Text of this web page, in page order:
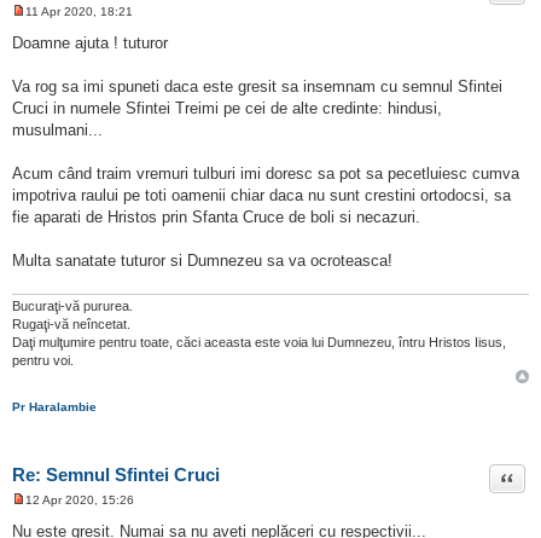
s
n
e
i
t
11 Apr 2020, 18:21
Doamne ajuta ! tuturor
Va rog sa imi spuneti daca este gresit sa insemnam cu semnul Sfintei
Cruci in numele Sfintei Treimi pe cei de alte credinte: hindusi,
musulmani...
Acum când traim vremuri tulburi imi doresc sa pot sa pecetluiesc cumva
impotriva raului pe toti oamenii chiar daca nu sunt crestini ortodocsi, sa
fie aparati de Hristos prin Sfanta Cruce de boli si necazuri.
Multa sanatate tuturor si Dumnezeu sa va ocroteasca!
Bucuraţi-vă pururea.
Rugaţi-vă neîncetat.
Daţi mulţumire pentru toate, căci aceasta este voia lui Dumnezeu, întru Hristos Iisus,
pentru voi.
Pr Haralambie
Re: Semnul Sfintei Cruci Citat
12 Apr 2020, 15:26
Nu este greșit. Numai sa nu aveți neplăceri cu respectivii...